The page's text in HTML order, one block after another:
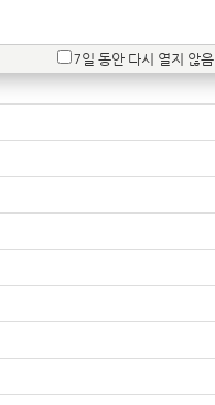
7일 동안 다시 열지 않음